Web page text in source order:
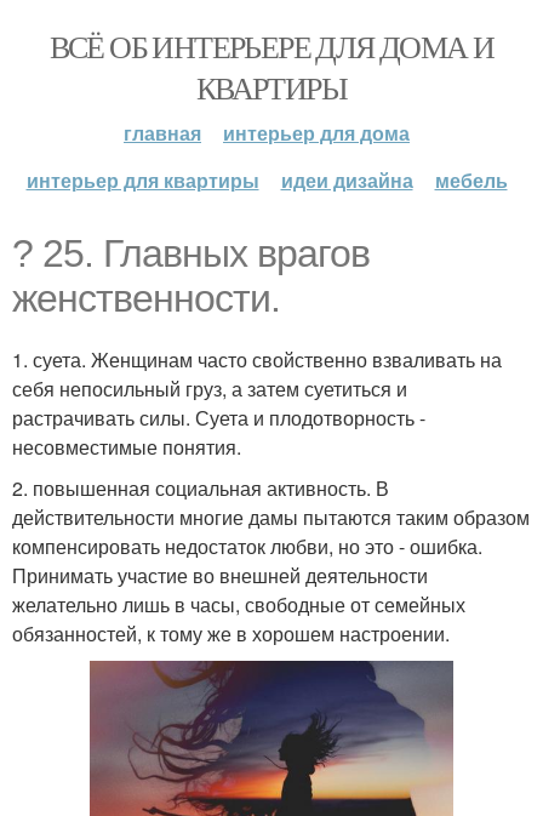
ВСЁ ОБ ИНТЕРЬЕРЕ ДЛЯ ДОМА И
КВАРТИРЫ
главная
интерьер для дома
интерьер для квартиры
идеи дизайна мебель
? 25. Главных врагов
женственности.
1. суета. Женщинам часто свойственно взваливать на
себя непосильный груз, а затем суетиться и
растрачивать силы. Суета и плодотворность -
несовместимые понятия.
2. повышенная социальная активность. В
действительности многие дамы пытаются таким образом
компенсировать недостаток любви, но это - ошибка.
Принимать участие во внешней деятельности
желательно лишь в часы, свободные от семейных
обязанностей, к тому же в хорошем настроении.